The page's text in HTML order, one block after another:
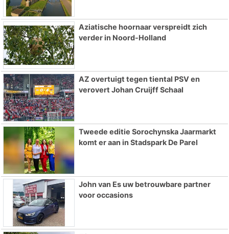
Aziatische hoornaar verspreidt zich
verder in Noord-Holland
AZ overtuigt tegen tiental PSV en
verovert Johan Cruijff Schaal
Tweede editie Sorochynska Jaarmarkt
komt er aan in Stadspark De Parel
John van Es uw betrouwbare partner
voor occasions